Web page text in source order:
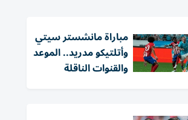
مباراة مانشستر سيتي
وأتلتيكو مدريد.. الموعد
والقنوات الناقلة